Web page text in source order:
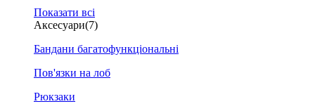
Показати всі
Аксесуари(7)
Бандани багатофункціональні
Пов'язки на лоб
Рюкзаки